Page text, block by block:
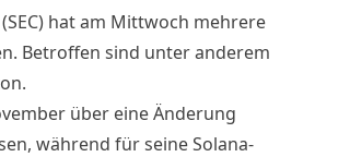
hat am Mittwoch mehrere
Betroffen sind unter anderem
über eine Änderung
während für seine Solana-